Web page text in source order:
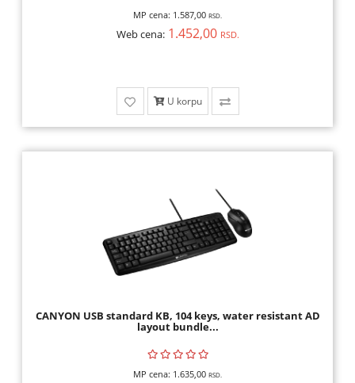
MP cena: 1.587,00 RSD.
Web cena: 1.452,00 RSD.
U korpu
CANYON USB standard KB, 104 keys, water resistant AD
layout bundle...
MP cena: 1.635,00 RSD.